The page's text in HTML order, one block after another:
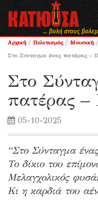
... βολή στους
Αρχική / Πολιτισμός / Μουσική /
Στο Σύνταγμα ένας πατέρας –
Στο
πατέρας –
05-10-2025
“Στο Σύνταγμα
Το δίκιο του
Μελαγχολικός
Κι η καρδιά του